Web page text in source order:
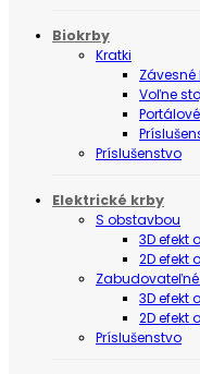
Biokrby
Kratki
Závesné
Voľne
Príslušenstvo
Elektrické krby
S obstavbou
3D efekt
2D efekt
3D efekt
2D efekt
Príslušenstvo